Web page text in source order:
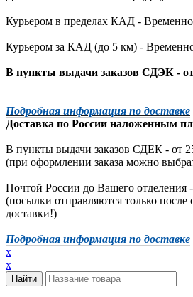
Курьером в пределах КАД - Временно
Курьером за КАД (до 5 км) -
В пункты выдачи заказов СДЭК -
Подробная информация по доставке
Доставка по России наложенным
В пункты выдачи заказов СДЕК - от
(при оформлении заказа можно
Почтой России до Вашего отделения
(посылки отправляются только после
доставки!)
Подробная информация по доставке
x
x